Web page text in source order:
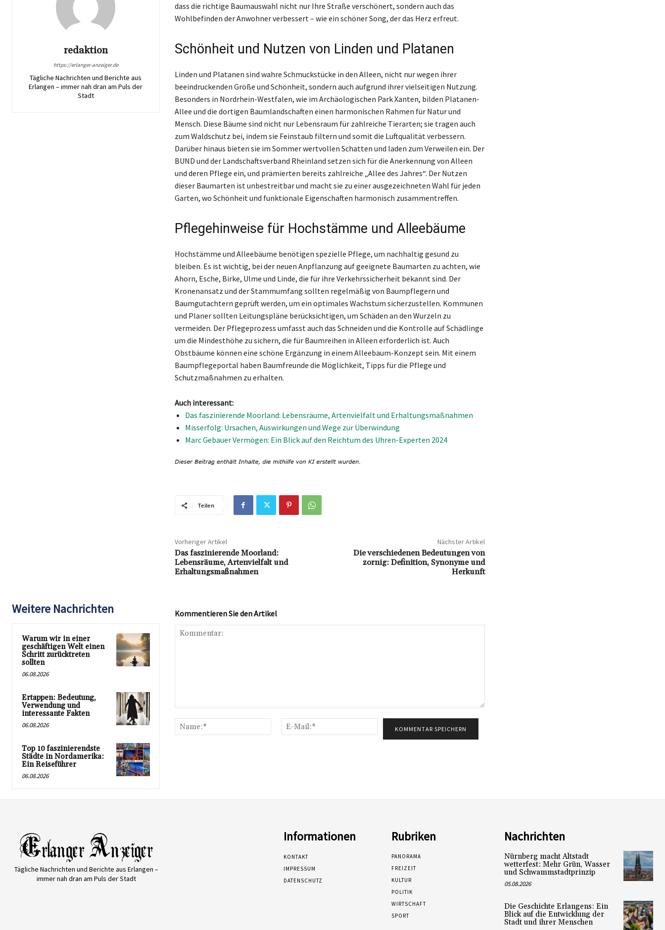
redaktion
https://erlanger-anzeiger.de
Tägliche Nachrichten und Berichte aus
Erlangen – immer nah dran am Puls der
Stadt
dass die richtige Baumauswahl nicht nur Ihre Straße verschönert, sondern auch das
Wohlbefinden der Anwohner verbessert – wie ein schöner Song, der das Herz erfreut.
Schönheit und Nutzen von Linden und Platanen
Linden und Platanen sind wahre Schmuckstücke in den Alleen, nicht nur wegen ihrer
beeindruckenden Größe und Schönheit, sondern auch aufgrund ihrer vielseitigen Nutzung.
Besonders in Nordrhein-Westfalen, wie im Archäologischen Park Xanten, bilden Platanen-
Allee und die dortigen Baumlandschaften einen harmonischen Rahmen für Natur und
Mensch. Diese Bäume sind nicht nur Lebensraum für zahlreiche Tierarten; sie tragen auch
zum Waldschutz bei, indem sie Feinstaub filtern und somit die Luftqualität verbessern.
Darüber hinaus bieten sie im Sommer wertvollen Schatten und laden zum Verweilen ein. Der
BUND und der Landschaftsverband Rheinland setzen sich für die Anerkennung von Alleen
und deren Pflege ein, und prämierten bereits zahlreiche „Allee des Jahres“. Der Nutzen
dieser Baumarten ist unbestreitbar und macht sie zu einer ausgezeichneten Wahl für jeden
Garten, wo Schönheit und funktionale Eigenschaften harmonisch zusammentreffen.
Pflegehinweise für Hochstämme und Alleebäume
Hochstämme und Alleebäume benötigen spezielle Pflege, um nachhaltig gesund zu
bleiben. Es ist wichtig, bei der neuen Anpflanzung auf geeignete Baumarten zu achten, wie
Ahorn, Esche, Birke, Ulme und Linde, die für ihre Verkehrssicherheit bekannt sind. Der
Kronenansatz und der Stammumfang sollten regelmäßig von Baumpflegern und
Baumgutachtern geprüft werden, um ein optimales Wachstum sicherzustellen. Kommunen
und Planer sollten Leitungspläne berücksichtigen, um Schäden an den Wurzeln zu
vermeiden. Der Pflegeprozess umfasst auch das Schneiden und die Kontrolle auf Schädlinge
um die Mindesthöhe zu sichern, die für Baumreihen in Alleen erforderlich ist. Auch
Obstbäume können eine schöne Ergänzung in einem Alleebaum-Konzept sein. Mit einem
Baumpflegeportal haben Baumfreunde die Möglichkeit, Tipps für die Pflege und
Schutzmaßnahmen zu erhalten.
Auch interessant:
Das faszinierende Moorland: Lebensräume, Artenvielfalt und Erhaltungsmaßnahmen
Misserfolg: Ursachen, Auswirkungen und Wege zur Überwindung
Marc Gebauer Vermögen: Ein Blick auf den Reichtum des Uhren-Experten 2024
Teilen
Vorheriger Artikel
Das faszinierende Moorland:
Lebensräume, Artenvielfalt und
Erhaltungsmaßnahmen
Nächster Artikel
Die verschiedenen Bedeutungen von
zornig: Definition, Synonyme und
Herkunft
Weitere Nachrichten
Warum wir in einer
geschäftigen Welt einen
Schritt zurücktreten
sollten
06.08.2026
Ertappen: Bedeutung,
Verwendung und
interessante Fakten
06.08.2026
Top 10 faszinierendste
Städte in Nordamerika:
Ein Reiseführer
06.08.2026
Kommentieren Sie den Artikel
Name:*
Mail:*
Tägliche Nachrichten und Berichte aus Erlangen –
immer nah dran am Puls der Stadt
Informationen
KONTAKT
IMPRESSUM
DATENSCHUTZ
Rubriken
PANORAMA
FREIZEIT
KULTUR
POLITIK
WIRTSCHAFT
SPORT
Nachrichten
Nürnberg macht Altstadt
wetterfest: Mehr Grün, Wasser
und Schwammstadtprinzip
05.08.2026
Die Geschichte Erlangens: Ein
Blick auf die Entwicklung der
Stadt und ihrer Menschen